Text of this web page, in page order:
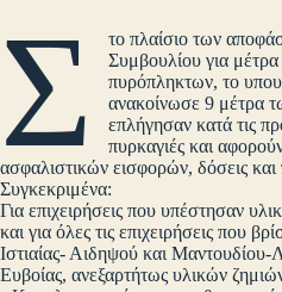
Σ
το πλαίσιο των
Συμβουλίου για
πυρόπληκτων, το
ανακοίνωσε 9 μέτρα
επλήγησαν κατά τις
πυρκαγιές και
ασφαλιστικών εισφορών, δόσεις
Συγκεκριμένα:
Για επιχειρήσεις που υπέστησαν
και για όλες τις επιχειρήσεις που
Ιστιαίας- Αιδηψού και Μαντουδίου-
Ευβοίας, ανεξαρτήτως υλικών